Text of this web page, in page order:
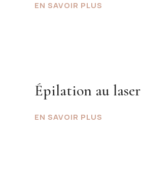
EN SAVOIR PLUS
Épilation au laser
EN SAVOIR PLUS